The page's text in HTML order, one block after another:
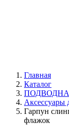
Главная
Каталог
Аксессуары
Гарпун
флажок